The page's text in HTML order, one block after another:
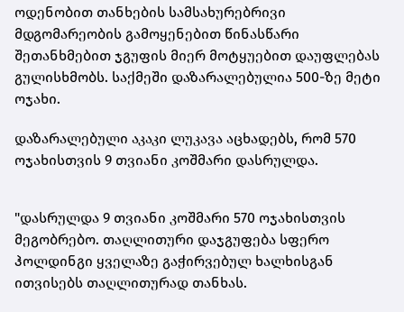
ოდენობით თანხების სამსახურებრივი
მდგომარეობის გამოყენებით წინასწარი
შეთანხმებით ჯგუფის მიერ მოტყუებით დაუფლებას
გულისხმობს. საქმეში დაზარალებულია 500-ზე მეტი
ოჯახი.
დაზარალებული აკაკი ლუკავა აცხადებს, რომ 570
ოჯახისთვის 9 თვიანი კოშმარი დასრულდა.
"დასრულდა 9 თვიანი კოშმარი 570 ოჯახისთვის
მეგობრებო. თაღლითური დაჯგუფება სფერო
ჰოლდინგი ყველაზე გაჭირვებულ ხალხისგან
ითვისებს თაღლითურად თანხას.